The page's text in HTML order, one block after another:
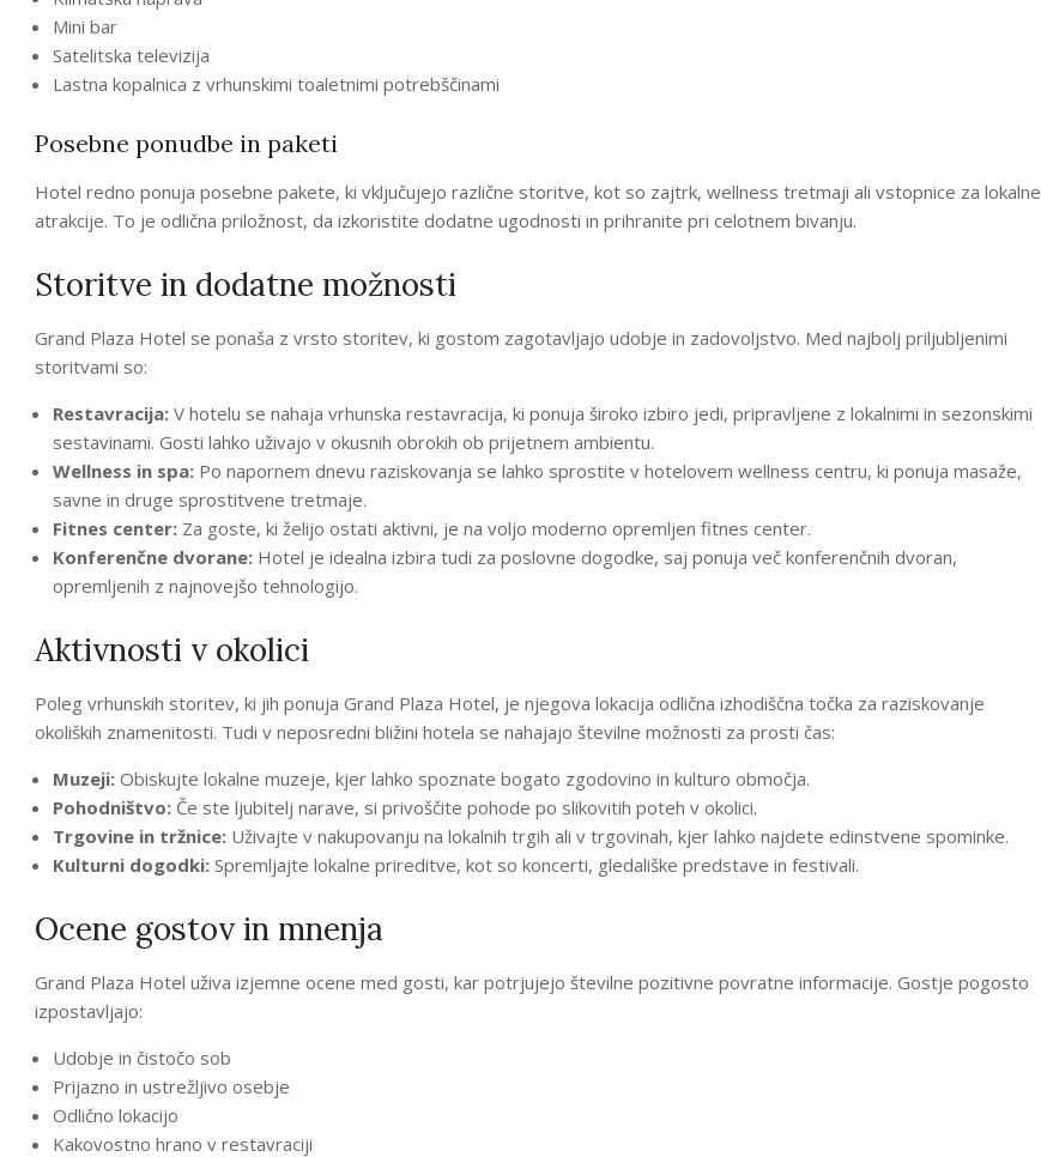
Mini bar
Satelitska televizija
Lastna kopalnica z vrhunskimi toaletnimi potrebščinami
Posebne ponudbe in paketi
Hotel redno ponuja posebne pakete, ki vključujejo različne storitve, kot so zajtrk, wellness tretmaji ali vstopnice za lokalne
atrakcije. To je odlična priložnost, da izkoristite dodatne ugodnosti in prihranite pri celotnem bivanju.
Storitve in dodatne možnosti
Grand Plaza Hotel se ponaša z vrsto storitev, ki gostom zagotavljajo udobje in zadovoljstvo. Med najbolj priljubljenimi
storitvami so:
Restavracija: V hotelu se nahaja vrhunska restavracija, ki ponuja široko izbiro jedi, pripravljene z lokalnimi in sezonskimi
sestavinami. Gosti lahko uživajo v okusnih obrokih ob prijetnem ambientu.
Wellness in spa: Po napornem dnevu raziskovanja se lahko sprostite v hotelovem wellness centru, ki ponuja masaže,
savne in druge sprostitvene tretmaje.
Fitnes center: Za goste, ki želijo ostati aktivni, je na voljo moderno opremljen fitnes center.
Konferenčne dvorane: Hotel je idealna izbira tudi za poslovne dogodke, saj ponuja več konferenčnih dvoran,
opremljenih z najnovejšo tehnologijo.
Aktivnosti v okolici
Poleg vrhunskih storitev, ki jih ponuja Grand Plaza Hotel, je njegova lokacija odlična izhodiščna točka za raziskovanje
okoliških znamenitosti. Tudi v neposredni bližini hotela se nahajajo številne možnosti za prosti čas:
Muzeji: Obiskujte lokalne muzeje, kjer lahko spoznate bogato zgodovino in kulturo območja.
Pohodništvo: Če ste ljubitelj narave, si privoščite pohode po slikovitih poteh v okolici.
Trgovine in tržnice: Uživajte v nakupovanju na lokalnih trgih ali v trgovinah, kjer lahko najdete edinstvene spominke.
Kulturni dogodki: Spremljajte lokalne prireditve, kot so koncerti, gledališke predstave in festivali.
Ocene gostov in mnenja
Grand Plaza Hotel uživa izjemne ocene med gosti, kar potrjujejo številne pozitivne povratne informacije. Gostje pogosto
izpostavljajo:
Udobje in čistočo sob
Prijazno in ustrežljivo osebje
Odlično lokacijo
Kakovostno hrano v restavraciji